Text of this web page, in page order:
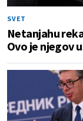
SVET
Netanjahu
Ovo je njegov